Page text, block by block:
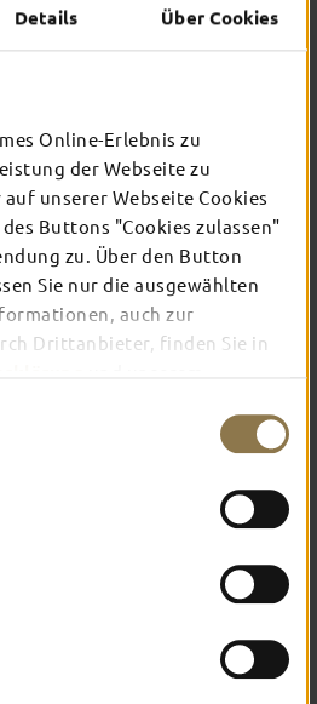
Details Über Cookies
Online-Erlebnis zu
der Webseite zu
unserer Webseite Cookies
Buttons "Cookies zulassen"
zu. Über den Button
Sie nur die ausgewählten
auch zur
Drittanbieter, finden Sie in
in Fulda
immer etwas los: Ob
Stadtführung oder
hier aktuelle Veranstaltungen
um Fulda.